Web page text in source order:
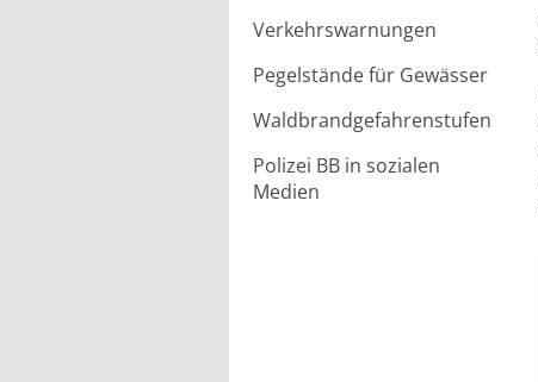
Verkehrswarnungen
Pegelstände für Gewässer
Waldbrandgefahrenstufen
Polizei BB in sozialen
Medien